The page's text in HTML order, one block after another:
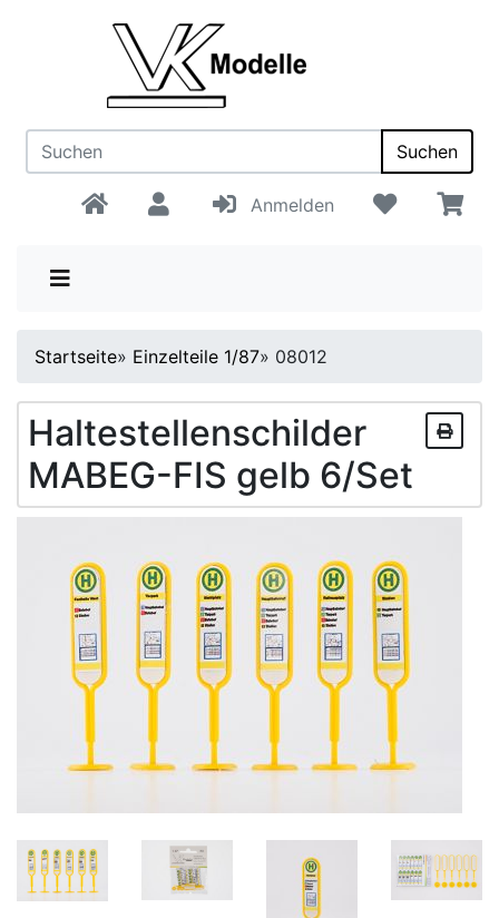
Suchen
Anmelden
Startseite» Einzelteile 1/87» 08012
Haltestellenschilder
MABEG-FIS gelb 6/Set